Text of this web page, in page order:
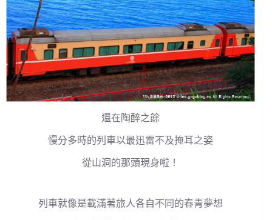
還在陶醉之餘
慢分多時的列車以最迅雷不及掩耳之姿
從山洞的那頭現身啦！
列車就像是載滿著旅人各自不同的春青夢想